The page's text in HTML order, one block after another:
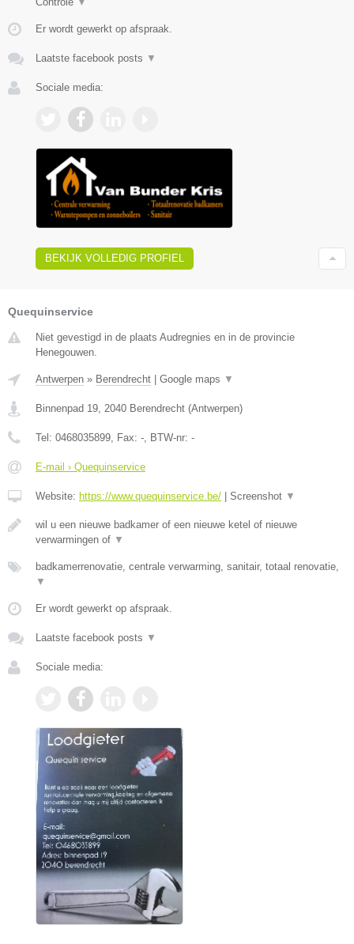
Er wordt gewerkt op afspraak.
Laatste facebook posts ▼
Sociale media:
BEKIJK VOLLEDIG PROFIEL
Quequinservice
Niet gevestigd in de plaats Audregnies en in de provincie
Henegouwen.
Antwerpen » Berendrecht Google maps ▼
Binnenpad 19, 2040 Berendrecht (Antwerpen)
Tel: 0468035899, Fax: -, BTW-nr: -
E-mail › Quequinservice
Website: https://www.quequinservice.be/ Screenshot ▼
wil u een nieuwe badkamer of een nieuwe ketel of nieuwe
verwarmingen of ▼
badkamerrenovatie, centrale verwarming, sanitair, totaal renovatie,
▼
Er wordt gewerkt op afspraak.
Laatste facebook posts ▼
Sociale media: